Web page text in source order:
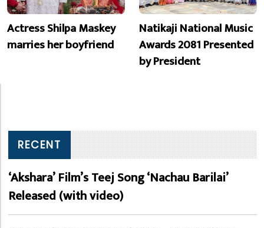
Actress Shilpa Maskey
marries her boyfriend
Natikaji National Music
Awards 2081 Presented
by President
RECENT
‘Akshara’ Film’s Teej Song ‘Nachau Barilai’
Released (with video)